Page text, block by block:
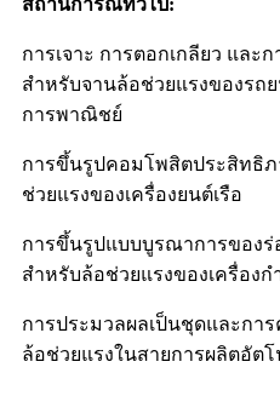
สถานการณ์ทั่วไป:
การเจาะ การตอกเกลียว และ
สำหรับจานล้อช่วยแรงของรถ
การพาณิชย์
การขึ้นรูปคอมโพสิตประสิทธิภ
ช่วยแรงของเครื่องยนต์เรือ
การขึ้นรูปแบบบูรณาการของ
สำหรับล้อช่วยแรงของเครื่องก
การประมวลผลเป็นชุดและก
ล้อช่วยแรงในสายการผลิตอัต